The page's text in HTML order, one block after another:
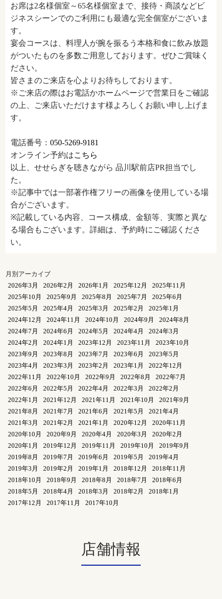
お席は2名様個室～65名様個室まで、接待・商談などビ
ジネスシーンでのご利用にも最適な完全個室がございま
す。
宴会コースは、料理人が腕を振るう本格和食に飲み放題
がついたものを多数ご用意しております。ぜひご賞味く
ださい。
皆さまのご来店を心よりお待ちしております。
※ご来店の際はお電話かホームページで営業日をご確認
の上、ご来店いただけます様よろしくお願い申し上げま
す。
電話番号：050-5269-9181
オンライン予約はこちら
以上、せせらぎを聴きながら 品川駅前店PR担当でし
た。
※記事中では一部著作権フリーの画像を使用している場
合がございます。
※記載している内容、コース構成、金額等、実際と異な
る場合もございます。詳細は、予約時にご確認くださ
い。
月別アーカイブ
2026年3月
2026年2月 2026年1月 2025年12月
2025年11月
2025年10月
2025年9月 2025年8月 2025年7月
2025年6月
2025年5月
2025年4月 2025年3月 2025年2月
2025年1月
2024年12月
2024年11月 2024年10月 2024年9月
2024年8月
2024年7月
2024年6月 2024年5月 2024年4月
2024年3月
2024年2月
2024年1月 2023年12月 2023年11月
2023年10月
2023年9月
2023年8月 2023年7月 2023年6月
2023年5月
2023年4月
2023年3月 2023年2月 2023年1月
2022年12月
2022年11月
2022年10月 2022年9月 2022年8月
2022年7月
2022年6月
2022年5月 2022年4月 2022年3月
2022年2月
2022年1月
2021年12月 2021年11月 2021年10月
2021年9月
2021年8月
2021年7月 2021年6月 2021年5月
2021年4月
2021年3月
2021年2月 2021年1月 2020年12月
2020年11月
2020年10月
2020年9月 2020年4月 2020年3月
2020年2月
2020年1月
2019年12月 2019年11月 2019年10月
2019年9月
2019年8月
2019年7月 2019年6月 2019年5月
2019年4月
2019年3月
2019年2月 2019年1月 2018年12月
2018年11月
2018年10月
2018年9月 2018年8月 2018年7月
2018年6月
2018年5月
2018年4月 2018年3月 2018年2月
2018年1月
2017年12月
2017年11月 2017年10月
店舗情報